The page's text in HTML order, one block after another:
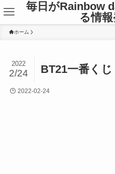
毎日がRainbow
る情
ホーム
BT21一番くじ
2022
2/24
2022-02-24